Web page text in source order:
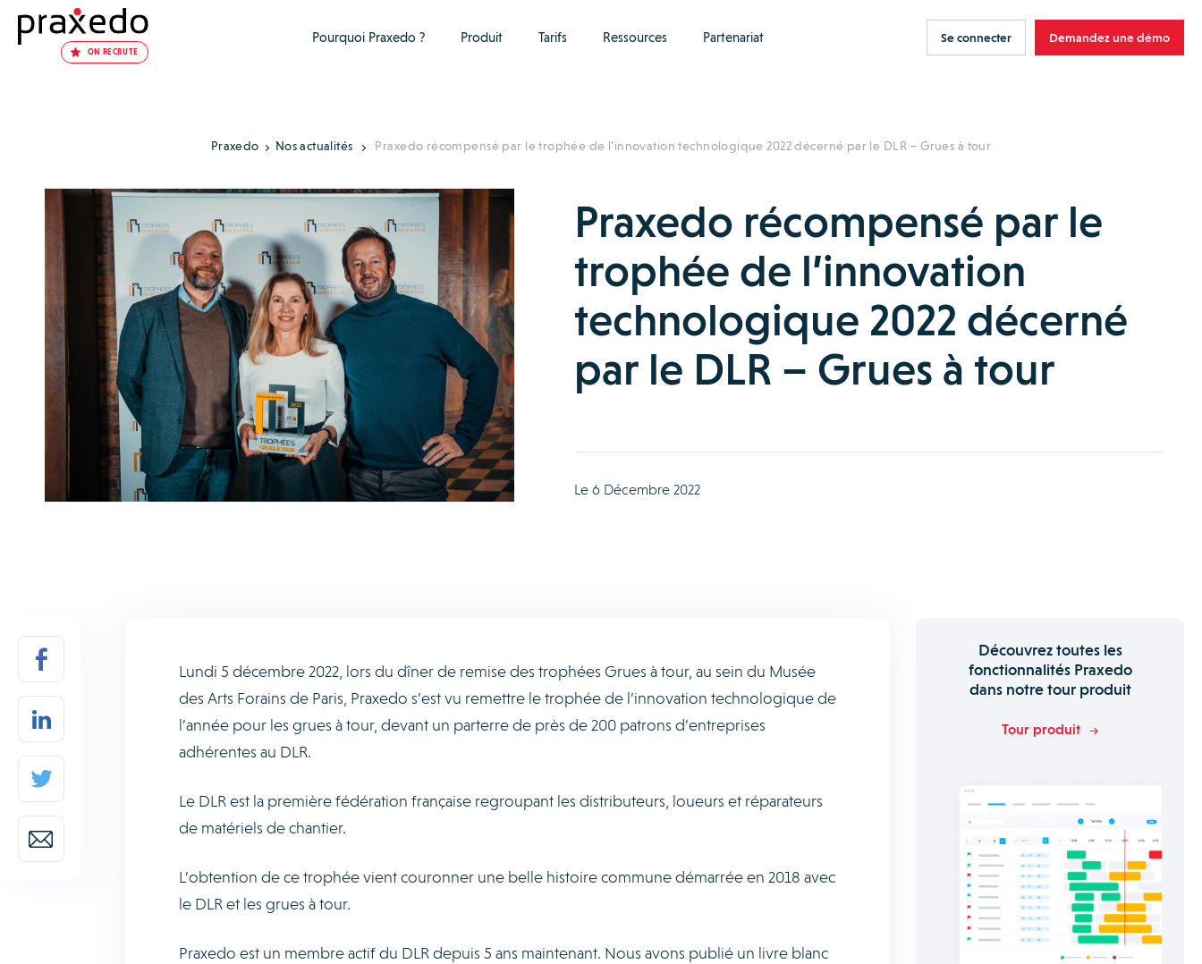
ON RECRUTE
Pourquoi Praxedo ? Produit Tarifs Ressources Partenariat Se connecter Demandez une démo
Praxedo Nos actualités Praxedo récompensé par le trophée de l’innovation technologique 2022 décerné par le DLR – Grues à tour
Praxedo récompensé par le
trophée de l’innovation
technologique 2022 décerné
par le DLR – Grues à tour
Le 6 Décembre 2022
Lundi 5 décembre 2022, lors du dîner de remise des trophées Grues à tour, au sein du Musée
des Arts Forains de Paris, Praxedo s’est vu remettre le trophée de l’innovation technologique de
l’année pour les grues à tour, devant un parterre de près de 200 patrons d’entreprises
adhérentes au DLR.
Le DLR est la première fédération française regroupant les distributeurs, loueurs et réparateurs
de matériels de chantier.
L’obtention de ce trophée vient couronner une belle histoire commune démarrée en 2018 avec
le DLR et les grues à tour.
Praxedo est un membre actif du DLR depuis 5 ans maintenant. Nous avons publié un livre blanc
Découvrez toutes les
fonctionnalités Praxedo
dans notre tour produit
Tour produit